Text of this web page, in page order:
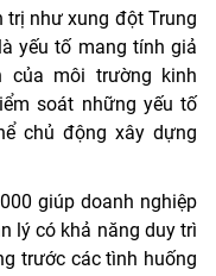
trị như xung đột Trung
yếu tố mang tính giả
của môi trường kinh
soát những yếu tố
chủ động xây dựng
giúp doanh nghiệp
lý có khả năng duy trì
trước các tình huống